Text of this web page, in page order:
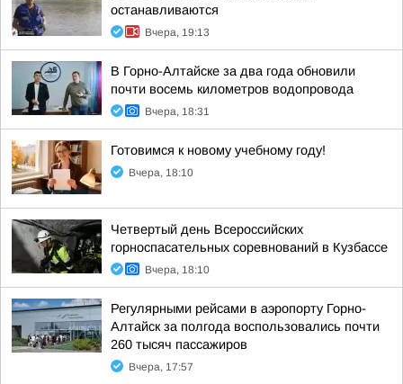
останавливаются
Вчера, 19:13
В Горно-Алтайске за два года обновили
почти восемь километров водопровода
Вчера, 18:31
Готовимся к новому учебному году!
Вчера, 18:10
Четвертый день Всероссийских
горноспасательных соревнований в Кузбассе
Вчера, 18:10
Регулярными рейсами в аэропорту Горно-
Алтайск за полгода воспользовались почти
260 тысяч пассажиров
Вчера, 17:57